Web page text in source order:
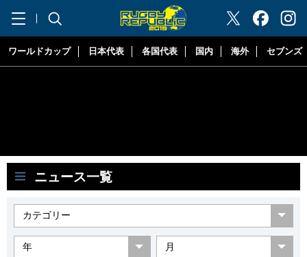
"ラグビーリパブリック"
ワールドカップ 日本代表 各国代表 国内 海外 セブンズ
ニュース一覧